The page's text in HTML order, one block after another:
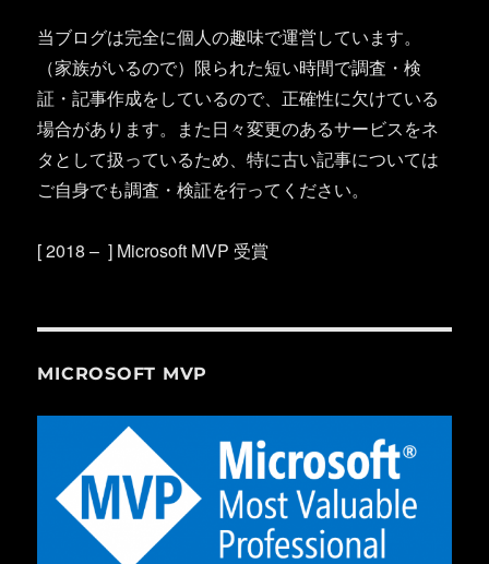
当ブログは完全に個人の趣味で運営しています。
（家族がいるので）限られた短い時間で調査・検
証・記事作成をしているので、正確性に欠けている
場合があります。また日々変更のあるサービスをネ
タとして扱っているため、特に古い記事については
ご自身でも調査・検証を行ってください。
[ 2018 – ] Microsoft MVP 受賞
MICROSOFT MVP